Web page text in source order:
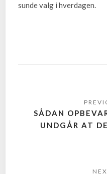
sunde valg i hverdagen.
SÅDAN
UNDGÅR AT